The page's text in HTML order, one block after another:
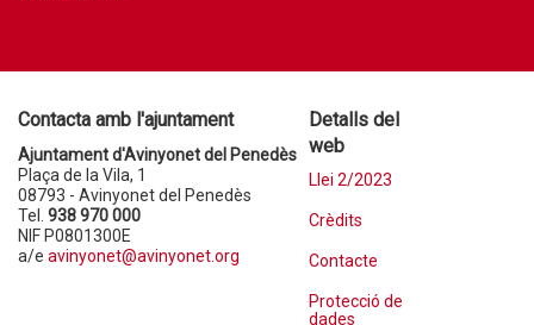
Contacta amb l'ajuntament
Ajuntament d'Avinyonet del Penedès
Plaça de la Vila, 1
08793 - Avinyonet del Penedès
Tel. 938 970 000
NIF P0801300E
a/e avinyonet@avinyonet.org
Detalls del
web
Llei 2/2023
Crèdits
Contacte
Protecció de
dades